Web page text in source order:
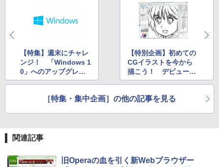
Amazon Kindle Colorsoft | 16GBストレ
ージ、防水、7インチカラーディスプレ
イ、色調調節ライト、最大8週間持続バッ
テリー、広告無し、ブラック (2025年発
￥31,980
New Amazon Kindle Scribe Colorsoft |
レージ、ノート機能搭載、明るさ自動調
【特集】週末にチャレ
ンジ！ 「Windows 1
0」へのアップグレー
ド
【特別企画】初めての
CGイラストを今から
描こう！ デビュー版
「CLIP STUDIO PAIN
［特集・集中企画］の他の記事を見る
関連記事
旧Operaの血を引く新Webブラウザー